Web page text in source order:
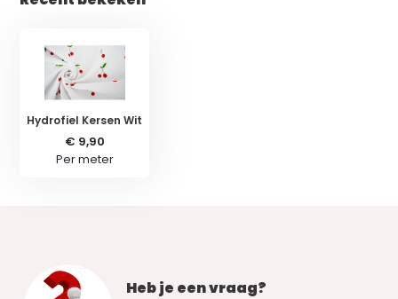
Hydrofiel Kersen Wit
€ 9,90
Per meter
Heb je een vraag?